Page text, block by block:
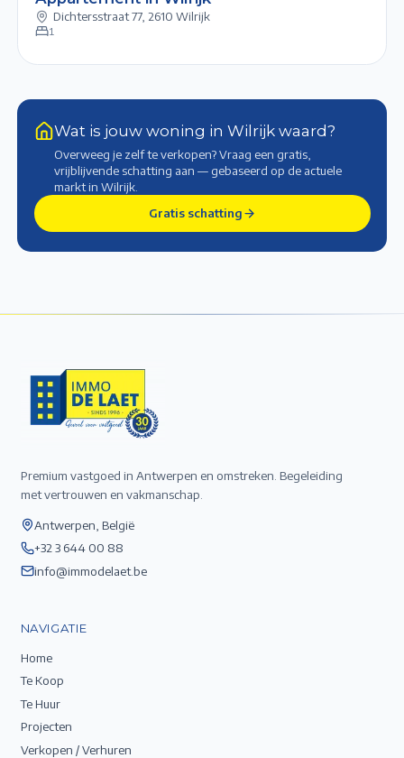
Dichtersstraat 77, 2610 Wilrijk
1
Wat is jouw woning in Wilrijk waard?
Overweeg je zelf te verkopen? Vraag een gratis,
vrijblijvende schatting aan — gebaseerd op de actuele
marktin Wilrijk
Gratis schatting
Premium vastgoed in Antwerpen en omstreken. Begeleiding
met vertrouwen en vakmanschap.
Antwerpen, België
+32 3 644 00 88
info@immodelaet.be
NAVIGATIE
Home
Te Koop
Te Huur
Projecten
Verkopen / Verhuren